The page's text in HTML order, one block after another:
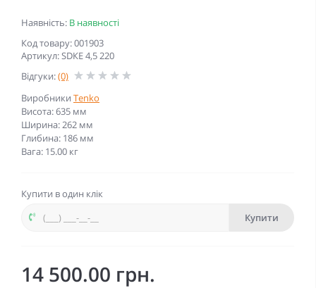
Наявність: В наявності
Код товару: 001903
Артикул: SDКЕ 4,5 220
Відгуки:(0)
Виробники Tenko
Висота: 635 мм
Ширина: 262 мм
Глибина: 186 мм
Вага: 15.00 кг
Купити в один клік
Купити
14 500.00 грн.